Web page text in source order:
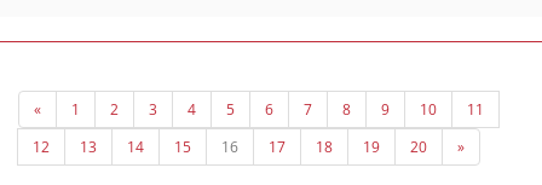
une somme de 93.480€ le propulsant cette fois vers les sommets
pokeristiques qu'il méritait d'atteindre depuis plusieurs années !
Poker One tient à le féliciter pour son superbe parcours et pour les
« 1 2 3 4 5 6 7 8 9 10
11
12
13 14 15 16 17 18 19 20 »